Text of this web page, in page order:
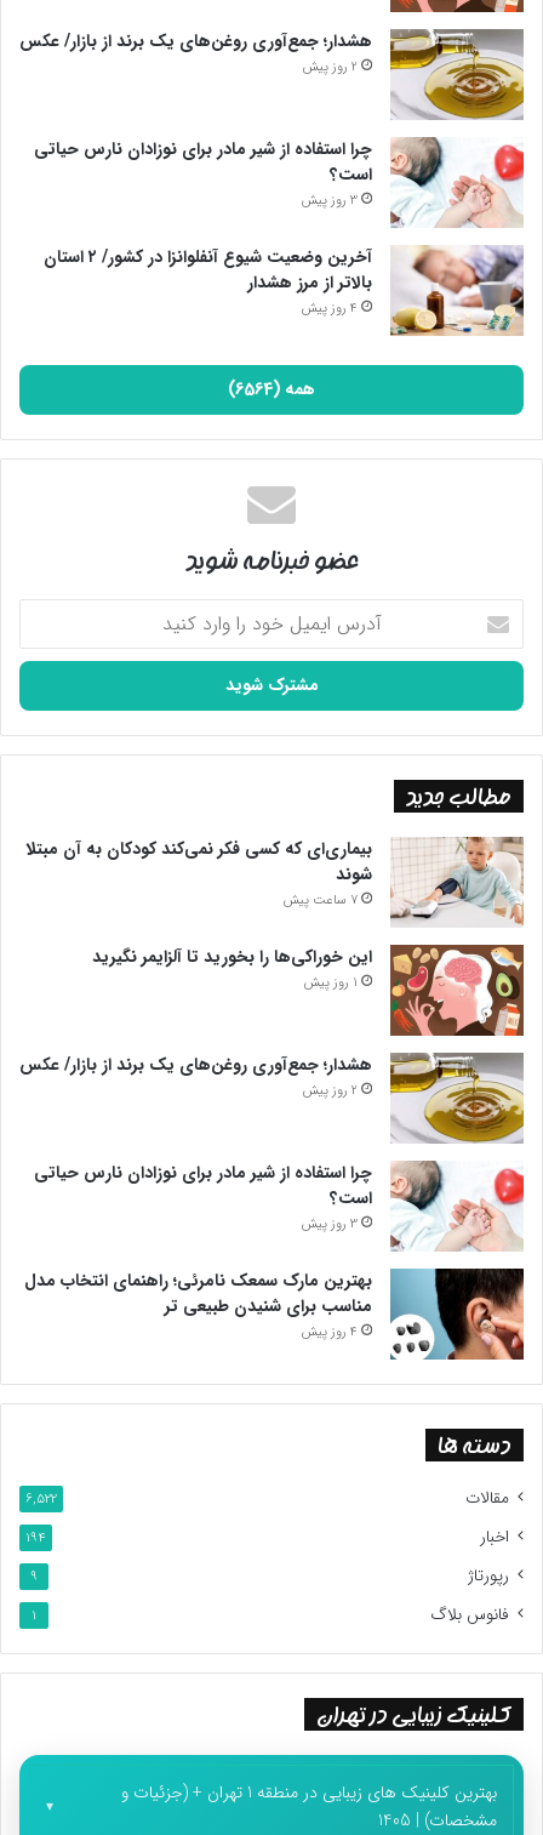
هشدار؛ جمع‌آوری روغن‌های یک برند از بازار/ عکس
2 روز پیش
چرا استفاده از شیر مادر برای نوزادان نارس حیاتی
است؟
3 روز پیش
آخرین وضعیت شیوع آنفلوانزا در کشور/ ۲ استان
بالاتر از مرز هشدار
4 روز پیش
همه (6564)
عضو خبرنامه شوید
آدرس
ایمیل
خود
وارد
کنید
مطالب جدید
بیماری‌ای که کسی فکر نمی‌کند کودکان به آن مبتلا
شوند
7 ساعت پیش
این خوراکی‌ها را بخورید تا آلزایمر نگیرید
1 روز پیش
هشدار؛ جمع‌آوری روغن‌های یک برند از بازار/ عکس
2 روز پیش
چرا استفاده از شیر مادر برای نوزادان نارس حیاتی
است؟
3 روز پیش
بهترین مارک سمعک نامرئی؛ راهنمای انتخاب مدل
مناسب برای شنیدن طبیعی تر
4 روز پیش
دسته ها
مقالات 6,522
اخبار 194
رپورتاژ 9
فانوس بلاگ 1
کلینیک زیبایی در تهران
بهترین کلینیک های زیبایی در منطقه 1 تهران + (جزئیات و
مشخصات) | 1405